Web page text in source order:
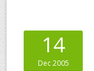
14
Dec 2005